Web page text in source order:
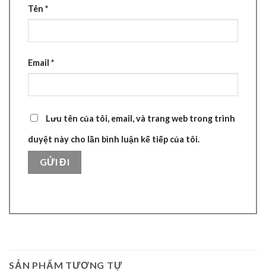
Tên *
Email *
Lưu tên của tôi, email, và trang web trong trình
duyệt này cho lần bình luận kế tiếp của tôi.
SẢN PHẨM TƯƠNG TỰ